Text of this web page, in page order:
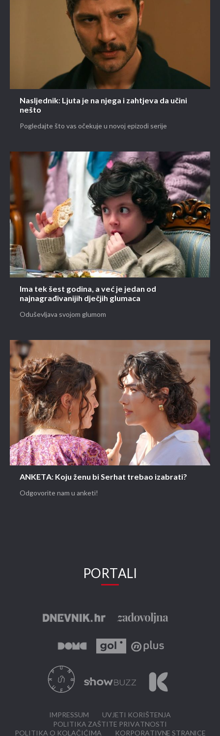
Nasljednik: Ljuta je na njega i zahtjeva da učini
nešto
Pogledajte što vas očekuje u novoj epizodi serije
Ima tek šest godina, a već je jedan od
najnagrađivanijih dječjih glumaca
Oduševljava svojom glumom
ANKETA: Koju ženu bi Serhat trebao izabrati?
Odgovorite nam u anketi!
PORTALI
IMPRESSUM
UVJETI KORIŠTENJA
POLITIKA ZAŠTITE PRIVATNOSTI
POLITIKA O KOLAČIĆIMA
KORPORATIVNE STRANICE